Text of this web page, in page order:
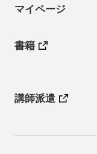
マイページ
書籍
講師派遣